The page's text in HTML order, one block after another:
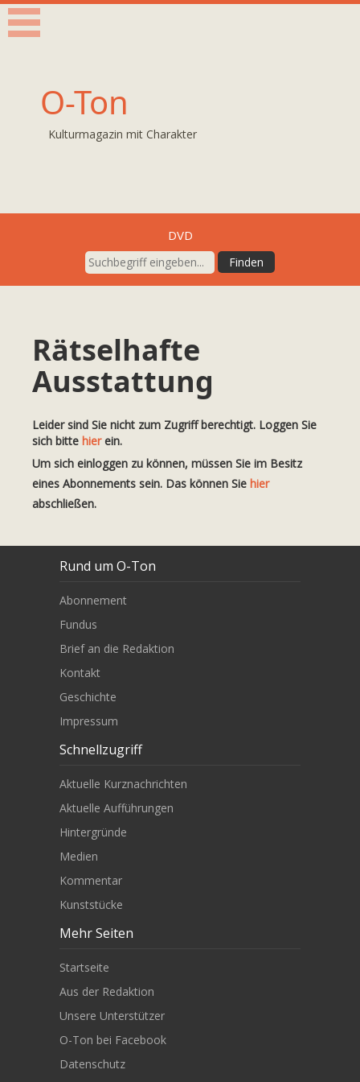
O-Ton
Kulturmagazin mit Charakter
DVD
Rätselhafte
Ausstattung
Leider sind Sie nicht zum Zugriff berechtigt. Loggen Sie
sich bitte hierein.
Um sich einloggen zu können, müssen Sie im Besitz
eines Abonnements sein. Das können Sie hier
abschließen.
Rund um O-Ton
Abonnement
Fundus
Brief an die Redaktion
Kontakt
Geschichte
Impressum
Schnellzugriff
Aktuelle Kurznachrichten
Aktuelle Aufführungen
Hintergründe
Medien
Kommentar
Kunststücke
Mehr Seiten
Startseite
Aus der Redaktion
Unsere Unterstützer
O-Ton bei Facebook
Datenschutz